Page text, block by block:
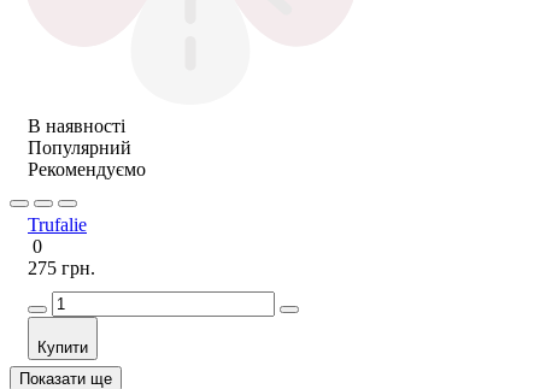
В наявності
Популярний
Рекомендуємо
Trufalie
0
275 грн.
Купити
Показати ще